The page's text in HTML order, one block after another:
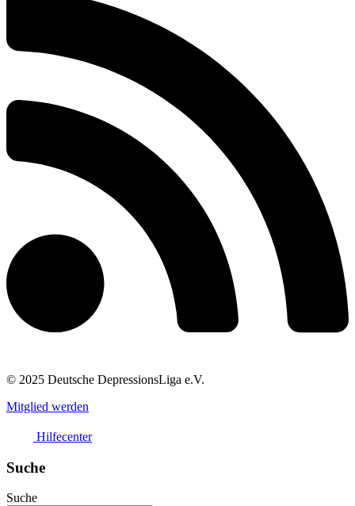
© 2025 Deutsche DepressionsLiga e.V.
Mitglied werden
Hilfecenter
Suche
Suche